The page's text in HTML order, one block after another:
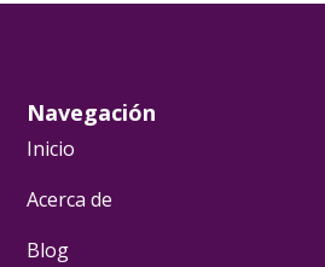
Navegación
Inicio
Acerca de
Blog